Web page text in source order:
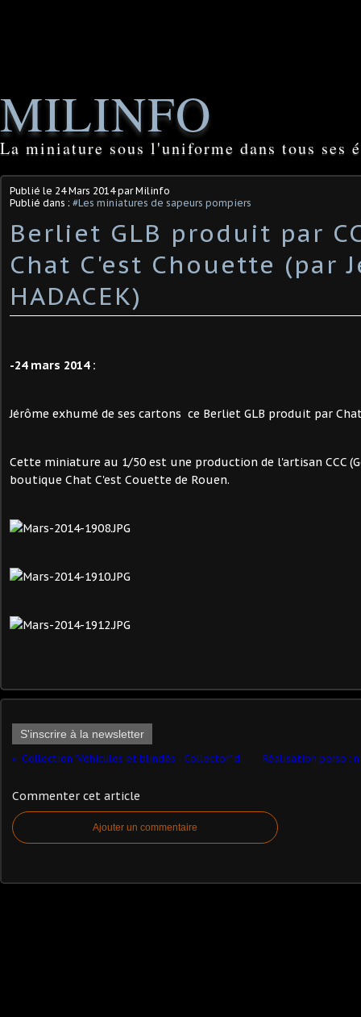
MILINFO
La miniature sous l'uniforme dans tous ses
Publié le 24 Mars 2014par Milinfo
Publié dans : #Les miniatures de sapeurs pompiers
Berliet GLB produit par
Chat C'est Chouette (par
HADACEK)
-24 mars 2014 :
Jérôme exhumé de ses cartons ce Berliet GLB produit par
Cette miniature au 1/50 est une production de l'artisan CCC
boutique Chat C'est Couette de Rouen.
S'inscrire à la newsletter
Collection "Véhicules et blindés - Collector" d'Atlas (complété)
Commenter cet article
Ajouter un commentaire